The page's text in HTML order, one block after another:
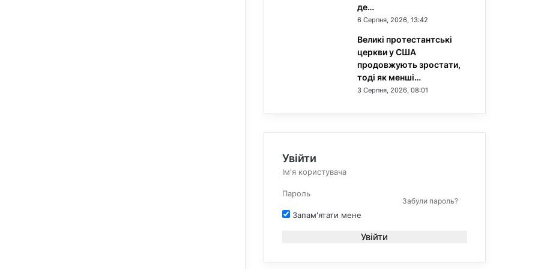
де…
6 Серпня, 2026, 13:42
Великі протестантські
церкви у США
продовжують зростати,
тоді як менші…
3 Серпня, 2026, 08:01
Увійти
Забули пароль?
Запам'ятати мене
Увійти